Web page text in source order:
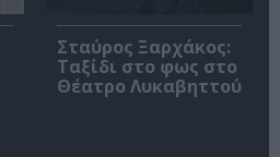
Σταύρος Ξαρχάκος:
Ταξίδι στο φως στο
Θέατρο Λυκαβηττού